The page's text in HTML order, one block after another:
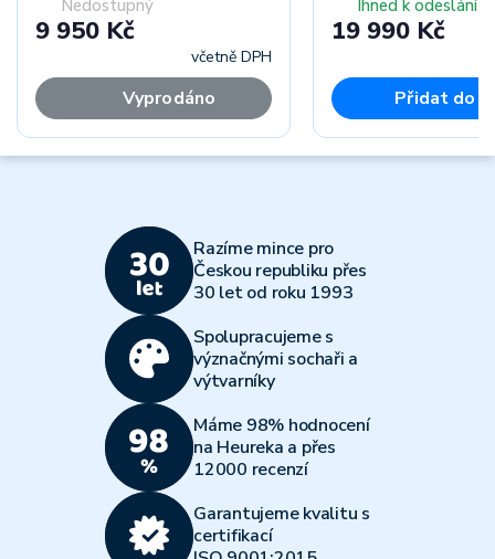
Nedostupný
9 950 Kč
včetně DPH
Vyprodáno
Ihned k odeslání
19 990 Kč
Přidat do
Razíme mince pro
Českou republiku přes
30 let od roku 1993
Spolupracujeme s
význačnými sochaři a
výtvarníky
Máme 98% hodnocení
na Heureka a přes
12000 recenzí
Garantujeme kvalitu s
certifikací